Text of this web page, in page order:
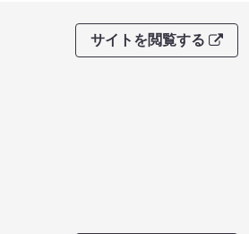
サイトを閲覧する